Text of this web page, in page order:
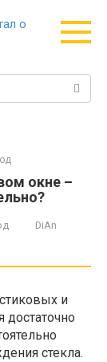
окне –
DiAn
и
достаточно
стекла.